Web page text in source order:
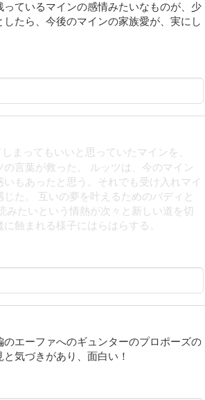
ているマインの感情みたいなものが、少
たら、今後のマインの家族愛が、実にし
まってもいいと思っていたマインを、
言葉が救った。 ルッツは、今のマイン
もあったと思う。それでも受け入れマイ
た。 互いの夢を叶えるためのバディと
みたいという情熱が次々と新しい道を切
蝕まれる様子にはらはらする。
エーファへのギュンターのプロポーズの
気づきがあり、面白い！